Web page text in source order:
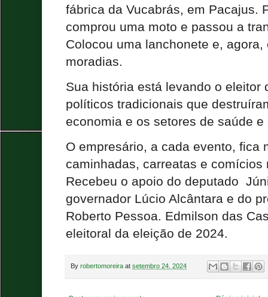
fábrica da Vucabrás, em Pacajus.
comprou uma moto e passou a
Colocou uma lanchonete e, agora,
moradias.
Sua história está levando o eleitor
políticos tradicionais que
economia e os setores de saúde
O empresário, a cada evento, fica
caminhadas, carreatas e comícios
Recebeu o apoio do deputado
governador Lúcio Alcântara e do
Roberto Pessoa. Edmilson das
eleitoral da eleição de 2024.
By robertomoreira at setembro 24, 2024